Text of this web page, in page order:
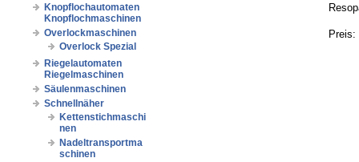
Knopflochautomaten
Knopflochmaschinen
Overlockmaschinen
Overlock Spezial
Riegelautomaten
Riegelmaschinen
Säulenmaschinen
Schnellnäher
Kettenstichmaschi
nen
Nadeltransportma
schinen
Preis: